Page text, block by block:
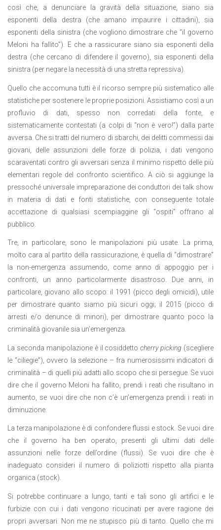
così che, a denunciare la gravità della situazione, siano sia
esponenti della destra (che amano impaurire i cittadini), sia
esponenti della sinistra (che vogliono dimostrare che “il governo
Meloni ha fallito”). E che a rassicurare siano sia esponenti della
destra (che cercano di difendere il governo), sia esponenti della
sinistra (per negare la necessità di una stretta repressiva).
Quello che accomuna tutti è il ricorso sempre più sistematico alle
statistiche per sostenere le proprie posizioni. Assistiamo così a un
profluvio di dati, spesso non corredati della fonte, e
sistematicamente contestati (a colpi di “non è vero!”) dalla parte
avversa. Che si tratti del numero di sbarchi, dei delitti commessi dai
giovani, delle assunzioni delle forze di polizia, i dati vengono
scaraventati contro gli avversari senza il minimo rispetto delle più
elementari regole del confronto scientifico. A ciò si aggiunge la
pressoché universale impreparazione dei conduttori dei talk show
in materia di dati e fonti statistiche, con conseguente totale
accettazione di qualsiasi scempiaggine gli “ospiti” offrano al
pubblico.
Tre, in particolare, sono le manipolazioni più usate. La prima,
molto cara al partito della rassicurazione, è quella di “dimostrare”
la non-emergenza assumendo, come anno di appoggio per i
confronti, un anno particolarmente disastroso. Due anni, in
particolare, giovano allo scopo: il 1991 (picco degli omicidi), utile
per dimostrare quanto siamo più sicuri oggi; il 2015 (picco di
arresti e/o denunce di minori), per dimostrare quanto poco la
criminalità giovanile sia un’emergenza.
La seconda manipolazione è il cosiddettocherry picking (scegliere
le “ciliegie”), ovvero la selezione – fra numerosissimi indicatori di
criminalità – di quelli più adatti allo scopo che si persegue. Se vuoi
dire che il governo Meloni ha fallito, prendi i reati che risultano in
aumento, se vuoi dire che non c’è un’emergenza prendi i reati in
diminuzione.
La terza manipolazione è di confondere flussi e stock. Se vuoi dire
che il governo ha ben operato, presenti gli ultimi dati delle
assunzioni nelle forze dell’ordine (flussi). Se vuoi dire che è
inadeguato consideri il numero di poliziotti rispetto alla pianta
organica (stock).
Si potrebbe continuare a lungo, tanti e tali sono gli artifici e le
furbizie con cui i dati vengono ricucinati per avere ragione dei
propri avversari. Non me ne stupisco più di tanto. Quello che mi